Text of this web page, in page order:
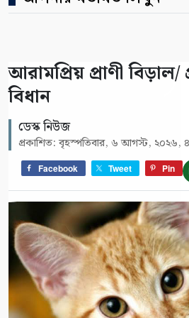
আরামপ্রিয় প্রাণী
বিধান
ডেস্ক নিউজ
প্রকাশিত: বৃহস্পতিবার, ৬ আগস্ট, ২০২৬,
Facebook Tweet Pin